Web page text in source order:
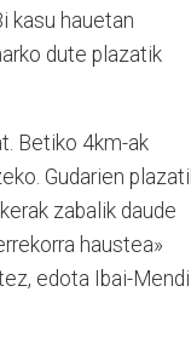
kasu hauetan
dute plazatik
Betiko 4km-ak
Gudarien
zabalik daude
haustea»
edota Ibai-Mendi